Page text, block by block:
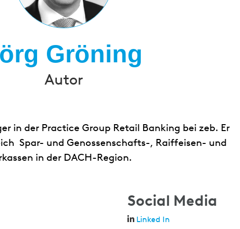
Gröning
Autor
in der Practice Group Retail Banking bei zeb. Er
Spar- und Genossenschafts-, Raiffeisen- und
in der DACH-Region.
Social Media
Linked In